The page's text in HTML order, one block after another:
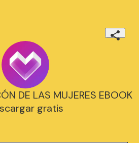
DE LAS MUJERES EBOOK
gratis